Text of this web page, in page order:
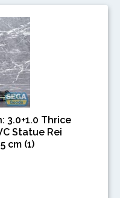
3.0+1.0 Thrice
Statue Rei
cm (1)